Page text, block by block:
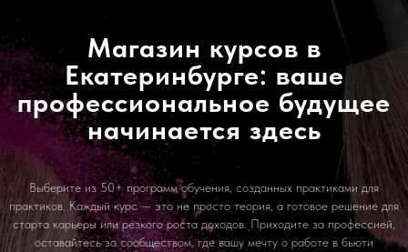
Магазин курсов в
Екатеринбурге: ваше
профессиональное будущее
начинается здесь
Выберите из 50+ программ обучения, созданных практиками для
практиков. Каждый курс — это не просто теория, а готовое решение для
старта карьеры или резкого роста доходов. Приходите за профессией,
оставайтесь за сообществом, где вашу мечту о работе в бьюти